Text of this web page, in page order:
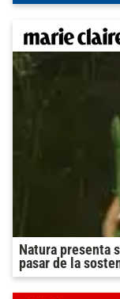
Natura presenta
pasar de la